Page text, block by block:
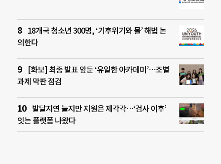
18개국 청소년 300명, ‘기후위기와 물’ 해법 논
의한다
[화보] 최종 발표 앞둔 ‘유일한 아카데미’…조별
과제 막판 점검
발달지연 늘지만 지원은 제각각…‘검사 이후’
잇는 플랫폼 나왔다